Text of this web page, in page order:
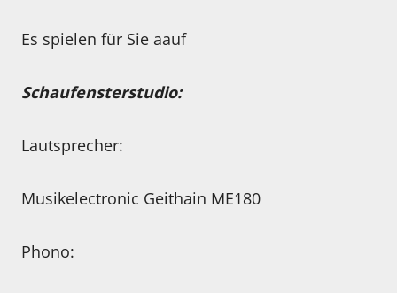
Es spielen für Sie aauf
Schaufensterstudio:
Lautsprecher:
Musikelectronic Geithain ME180
Phono: